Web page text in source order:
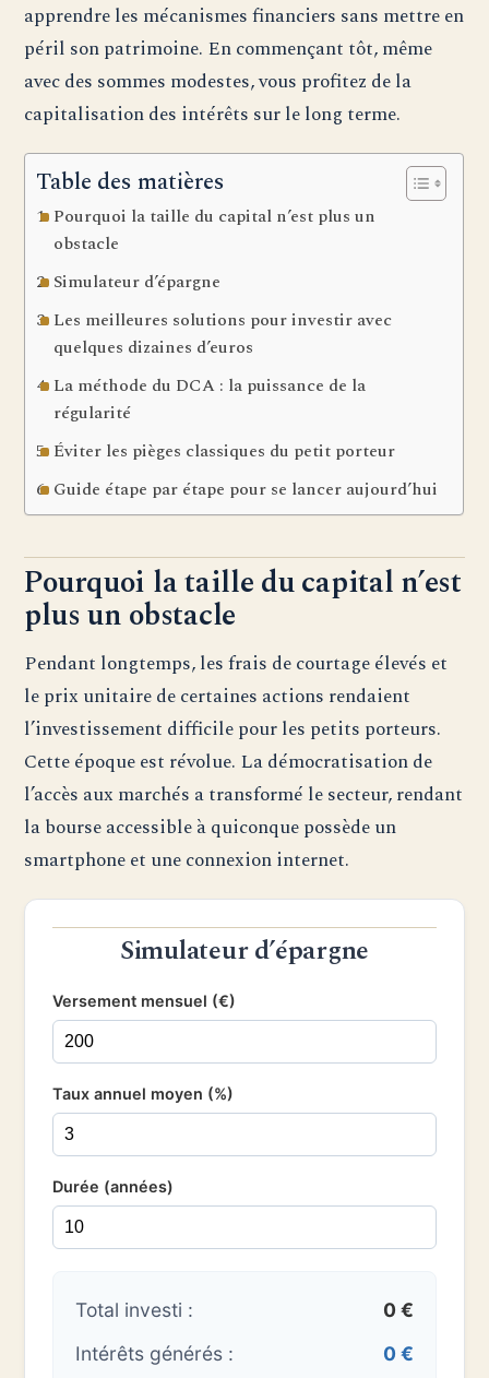
apprendre les mécanismes financiers sans mettre en
péril son patrimoine. En commençant tôt, même
avec des sommes modestes, vous profitez de la
capitalisation des intérêts sur le long terme.
Table des matières
Pourquoi la taille du capital n’est plus un
obstacle
Simulateur d’épargne
Les meilleures solutions pour investir avec
quelques dizaines d’euros
La méthode du DCA : la puissance de la
régularité
Éviter les pièges classiques du petit porteur
Guide étape par étape pour se lancer aujourd’hui
Pourquoi la taille du capital n’est
plus un obstacle
Pendant longtemps, les frais de courtage élevés et
le prix unitaire de certaines actions rendaient
l’investissement difficile pour les petits porteurs.
Cette époque est révolue. La démocratisation de
l’accès aux marchés a transformé le secteur, rendant
la bourse accessible à quiconque possède un
smartphone et une connexion internet.
Simulateur d’épargne
Versement mensuel (€)
Taux annuel moyen (%)
Durée (années)
Total investi :
0 €
Intérêts générés :
0 €